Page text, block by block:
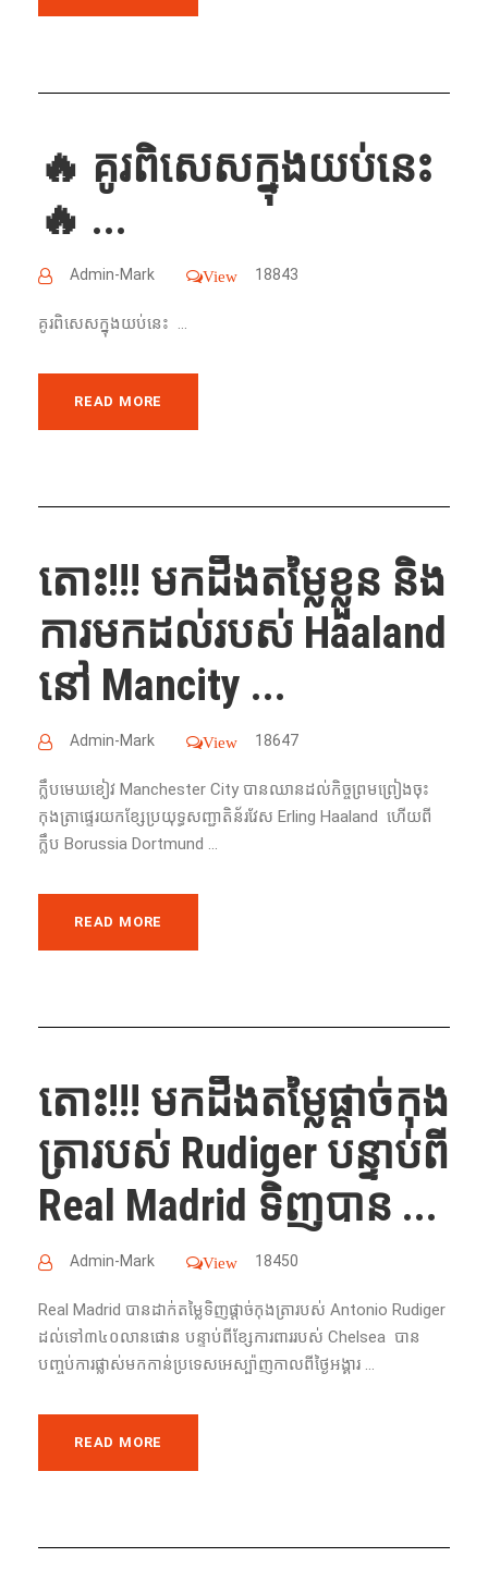
🔥 គូរពិសេសក្នុងយប់នេះ
🔥 ...
Admin-Mark View 18843
គូរពិសេសក្នុងយប់នេះ ...
READ MORE
តោះ!!!​ មកដឹងតម្លៃខ្លួន និង
ការមកដល់របស់ Haaland
នៅ Mancity ...
Admin-Mark View 18647
ក្លឹប​មេឃខៀវ Manchester City បាន​ឈាន​ដល់​​កិច្ច​ព្រមព្រៀង​ចុះ​
កុងត្រា​ផ្ទេរ​យក​ខ្សែ​ប្រយុទ្ធ​សញ្ជាតិ​​ន័រវែស​ Erling Haaland ហើយ​ពី​
ក្លឹប Borussia Dortmund ...
READ MORE
តោះ!!! មកដឹងតម្លៃផ្តាច់កុង
ត្រារបស់ Rudiger បន្ទាប់ពី
Real Madrid ទិញបាន ...
Admin-Mark View 18450
Real Madrid បាន​​ដាក់​តម្លៃ​ទិញ​ផ្ដាច់​កុងត្រា​​របស់ Antonio Rudiger
ដល់​ទៅ​៣៤០​​លាន​ផោន​ បន្ទាប់​​ពី​ខ្សែ​ការពារ​របស់ Chelsea បាន​
បញ្ចប់​ការ​ផ្លាស់​មក​កាន់​ប្រទេស​អេស្ប៉ាញ​កាល​ពី​ថ្ងៃ​អង្គារ ...
READ MORE